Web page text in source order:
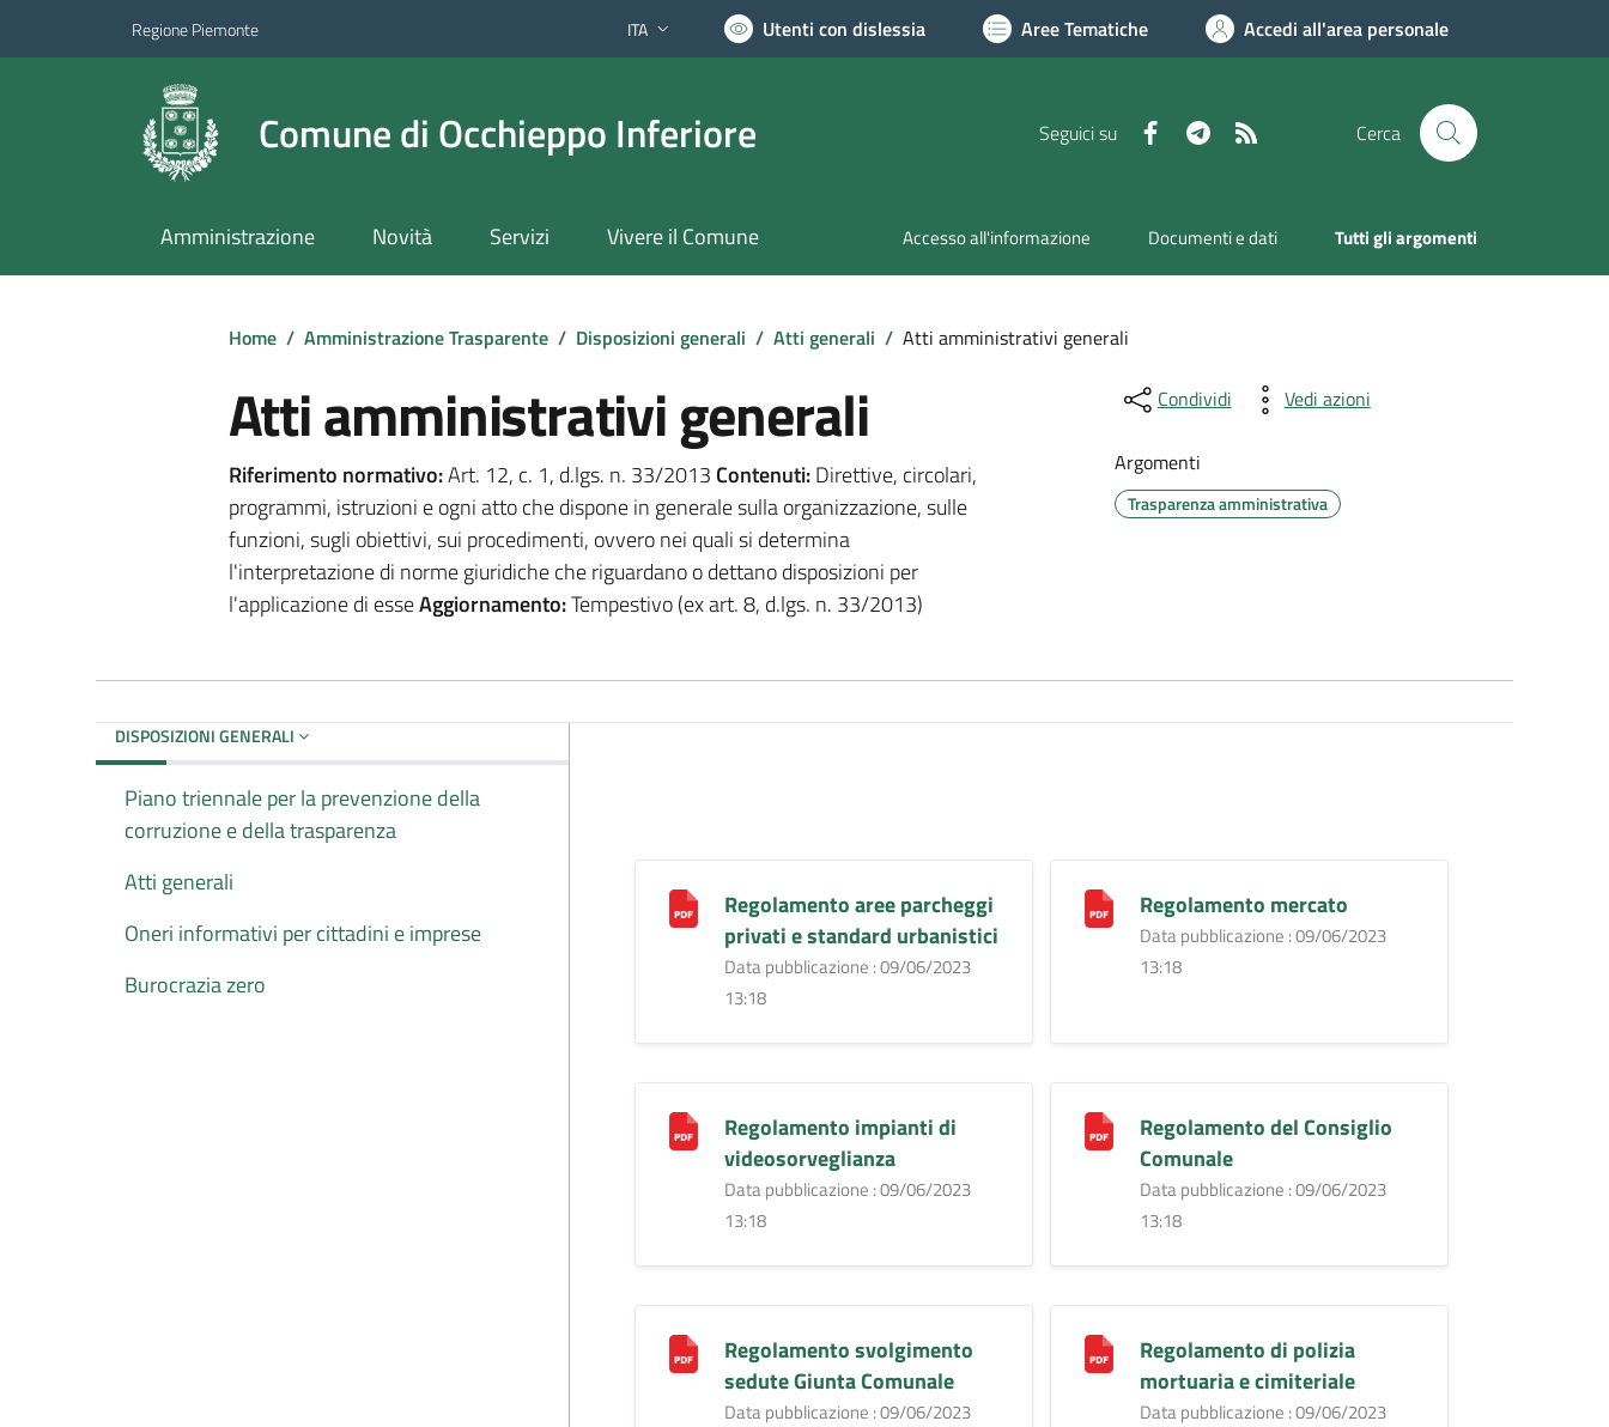
Regione Piemonte Lingua attiva:
ITA Utenti con dislessia Aree Tematiche Accedi all'area personale
Comune di Occhieppo Inferiore Seguici su FacebookTelegram Cerca
Amministrazione Novità Servizi Vivere il Comune Accesso all'informazione Documenti e dati Tutti gli argomenti
Home / Amministrazione Trasparente / Disposizioni generali / Atti generali / Atti amministrativi generali
Atti amministrativi generali
Riferimento normativo:Art. 12, c. 1, d.lgs. n. 33/2013 Contenuti:Direttive, circolari,
programmi, istruzioni e ogni atto che dispone in generale sulla organizzazione, sulle
funzioni, sugli obiettivi, sui procedimenti, ovvero nei quali si determina
l'interpretazione di norme giuridiche che riguardano o dettano disposizioni per
l'applicazione di esseAggiornamento:Tempestivo (ex art. 8, d.lgs. n. 33/2013)
Condividi Vedi azioni
Argomenti
Trasparenza amministrativa
DISPOSIZIONI GENERALI
Piano triennale per la prevenzione della
corruzione e della trasparenza
Atti generali
Oneri informativi per cittadini e imprese
Burocrazia zero
Regolamento aree parcheggi
privati e standard urbanistici
Data pubblicazione : 09/06/2023
13:18
Regolamento mercato
Data pubblicazione : 09/06/2023
13:18
Regolamento impianti di
videosorveglianza
Data pubblicazione : 09/06/2023
13:18
Regolamento del Consiglio
Comunale
Data pubblicazione : 09/06/2023
13:18
Regolamento svolgimento
sedute Giunta Comunale
Data pubblicazione : 09/06/2023
Regolamento di polizia
mortuaria e cimiteriale
Data pubblicazione : 09/06/2023